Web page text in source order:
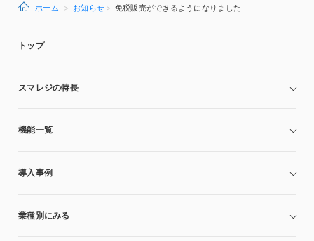
ホーム お知らせ 免税販売ができるようになりました
トップ
スマレジの特長
機能一覧
導入事例
業種別にみる